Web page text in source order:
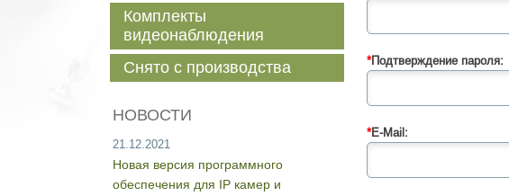
*Подтверждение пароля:
*E-Mail:
Комплекты
видеонаблюдения
Снято с производства
НОВОСТИ
21.12.2021
Новая версия программного
обеспечения для IP камер и